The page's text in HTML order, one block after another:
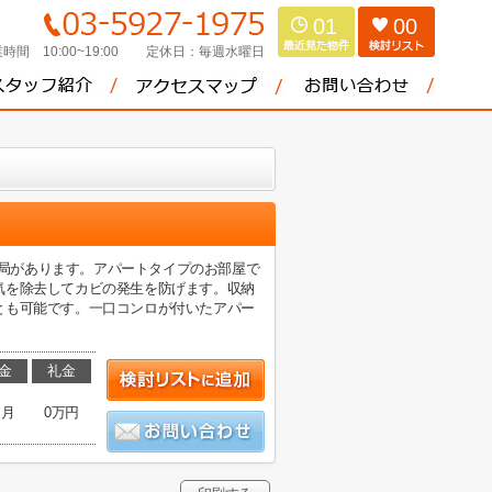
時間 10:00~19:00 定休日： 毎週水曜日
01 00
があります。アパートタイプのお部屋で
除去してカビの発生を防げます。収納
可能です。一口コンロが付いたアパー
礼金
0万円